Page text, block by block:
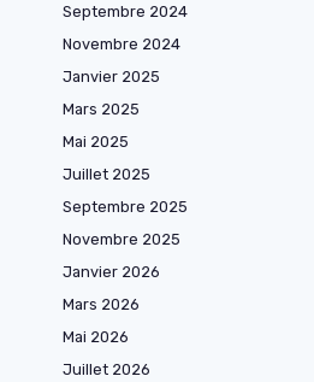
Septembre 2024
Novembre 2024
Janvier 2025
Mars 2025
Mai 2025
Juillet 2025
Septembre 2025
Novembre 2025
Janvier 2026
Mars 2026
Mai 2026
Juillet 2026